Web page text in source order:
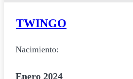
TWINGO
Nacimiento:
Enero 2024